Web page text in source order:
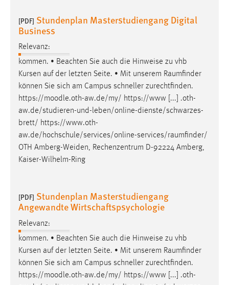
[PDF] Stundenplan Masterstudiengang Digital
Business
Relevanz:
kommen. • Beachten Sie auch die Hinweise zu vhb
Kursen auf der letzten Seite. • Mit unserem Raumfinder
können Sie sich am Campus schneller zurechtfinden.
https://moodle.oth-aw.de/my/ https://www [...] .oth-
aw.de/studieren-und-leben/online-dienste/schwarzes-
brett/ https://www.oth-
aw.de/hochschule/services/online-services/raumfinder/
OTH Amberg-Weiden, Rechenzentrum D-92224 Amberg,
Kaiser-Wilhelm-Ring
[PDF] Stundenplan Masterstudiengang
Angewandte Wirtschaftspsychologie
Relevanz:
kommen. • Beachten Sie auch die Hinweise zu vhb
Kursen auf der letzten Seite. • Mit unserem Raumfinder
können Sie sich am Campus schneller zurechtfinden.
https://moodle.oth-aw.de/my/ https://www [...] .oth-
Name:
_pk_ref, _pk_cvar, _pk_id, _pk_ses
Zugriffsstatistik
Cookie Laufzeit:
Max. 13 Monate
MARKETING
Marketing Cookies werden von Drittanbietern
verwendet, um personalisierte Werbung anzuzeigen.
Name:
_gcl_au
Anbieter:
Google Ireland Limited